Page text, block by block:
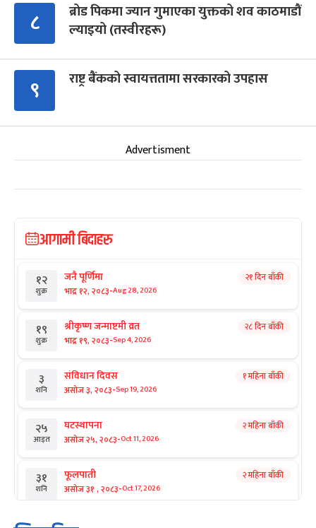
८
ब्रोड पिकमा ज्यान गुमाएका युक्तको शव काठमाडौं
ल्याइयो (तस्वीरहरू)
९ राष्ट्र बैंकको स्वायत्ततामा सरकारको उपहास
Advertisment
आगामी बिदाहरु
१२
शुक्र
जनै पूर्णिमा
भाद्र १२, २०८३-Aug 28, 2026
२१ दिन बाँकी
१९
शुक्र
श्रीकृष्ण जन्माष्टमी व्रत
भाद्र १९, २०८३-Sep 4, 2026
२८ दिन बाँकी
३
शनि
संविधान दिवस
असोज ३, २०८३-Sep 19, 2026
१ महिना बाँकी
२५
आइत
घटस्थापना
असोज २५, २०८३-Oct 11, 2026
२ महिना बाँकी
३१
शनि
फूलपाती
असोज ३१ , २०८३-Oct 17, 2026
२ महिना बाँकी
कार्तिक सङ्क्रान्ति